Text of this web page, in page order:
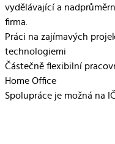
vydělávající a
firma.
Práci na zajímavých
technologiemi
Částečně flexibilní
Home Office
Spolupráce je možná na